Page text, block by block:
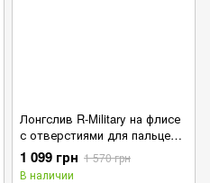
Лонгслив R-Military на флисе
с отверстиями для пальцев
койот размер S
1 099 грн 1 570 грн
В наличии